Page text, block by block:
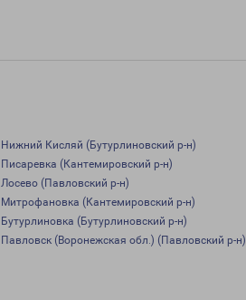
Нижний Кисляй (Бутурлиновский р-н)
Писаревка (Кантемировский р-н)
Лосево (Павловский р-н)
Митрофановка (Кантемировский р-н)
Бутурлиновка (Бутурлиновский р-н)
Павловск (Воронежская обл.) (Павловский р-н)